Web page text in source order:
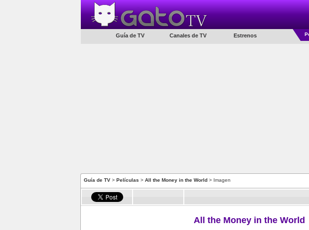
Guía de TV Canales de TV Estrenos
Guía de TV > Películas > All the Money in the World > Imagen
All the Money in the World